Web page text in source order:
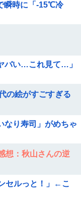
瞬時に「-15℃冷
バい…これ見て…」
の絵がすごすぎる
なり寿司」がめちゃ
想：秋山さんの逆
セルっと！」←こ